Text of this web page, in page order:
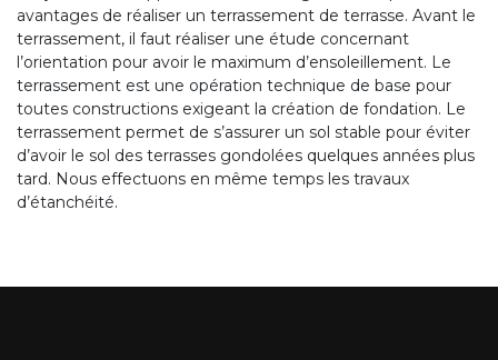
avantages de réaliser un terrassement de terrasse. Avant le
terrassement, il faut réaliser une étude concernant
l’orientation pour avoir le maximum d’ensoleillement. Le
terrassement est une opération technique de base pour
toutes constructions exigeant la création de fondation. Le
terrassement permet de s’assurer un sol stable pour éviter
d’avoir le sol des terrasses gondolées quelques années plus
tard. Nous effectuons en même temps les travaux
d’étanchéité.